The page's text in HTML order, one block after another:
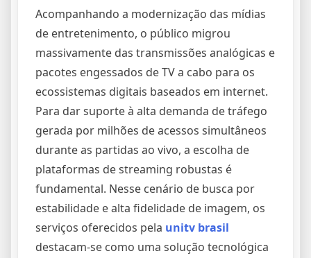
Acompanhando a modernização das mídias
de entretenimento, o público migrou
massivamente das transmissões analógicas e
pacotes engessados de TV a cabo para os
ecossistemas digitais baseados em internet.
Para dar suporte à alta demanda de tráfego
gerada por milhões de acessos simultâneos
durante as partidas ao vivo, a escolha de
plataformas de streaming robustas é
fundamental. Nesse cenário de busca por
estabilidade e alta fidelidade de imagem, os
serviços oferecidos pela unitv brasil
destacam-se como uma solução tecnológica